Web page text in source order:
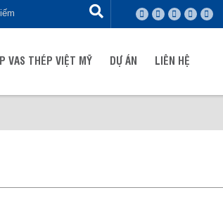
VAS THÉP VIỆT MỸ DỰ ÁN LIÊN HỆ